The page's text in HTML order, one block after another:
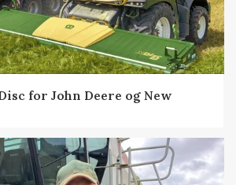
for John Deere og New